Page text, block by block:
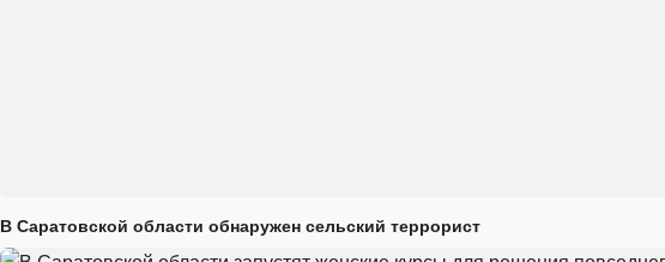
В Саратовской области обнаружен сельский террорист